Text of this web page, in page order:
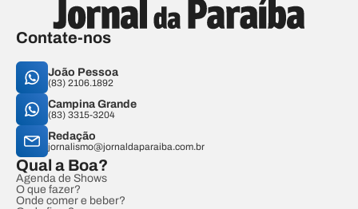
Contate-nos
João Pessoa
(83) 2106.1892
Campina Grande
(83) 3315-3204
Redação
jornalismo@jornaldaparaiba.com.br
Qual a Boa?
Agenda de Shows
O que fazer?
Onde comer e beber?